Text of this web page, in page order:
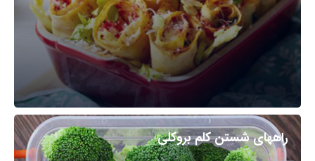
راههای شستن کلم بروکلی